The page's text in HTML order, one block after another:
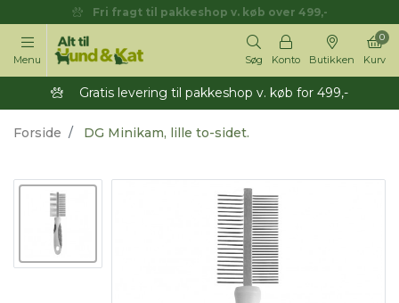
Fri fragt til pakkeshop v. køb over 499,-
Menu Søg Konto Butikken Kurv
0
Gratis levering til pakkeshop v. køb for 499,-
Forside DG Minikam, lille to-sidet.